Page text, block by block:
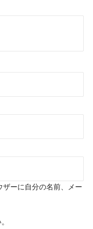
ーに自分の名前、メー